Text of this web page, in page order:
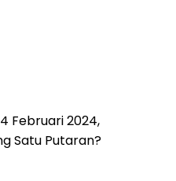
Februari 2024,
Satu Putaran?